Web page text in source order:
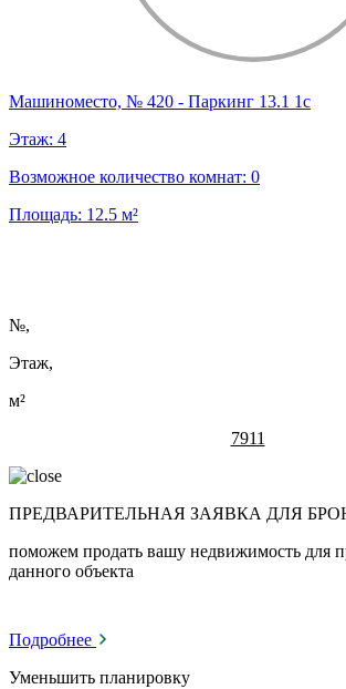
Машиноместо, № 420 - Паркинг 13.1 1с
Этаж: 4
Возможное количество комнат: 0
Площадь: 12.5 м²
№,
Этаж,
м²
7911
ПРЕДВАРИТЕЛЬНАЯ ЗАЯВКА ДЛЯ
поможем продать вашу недвижимость для
данного объекта
Подробнее
Уменьшить планировку